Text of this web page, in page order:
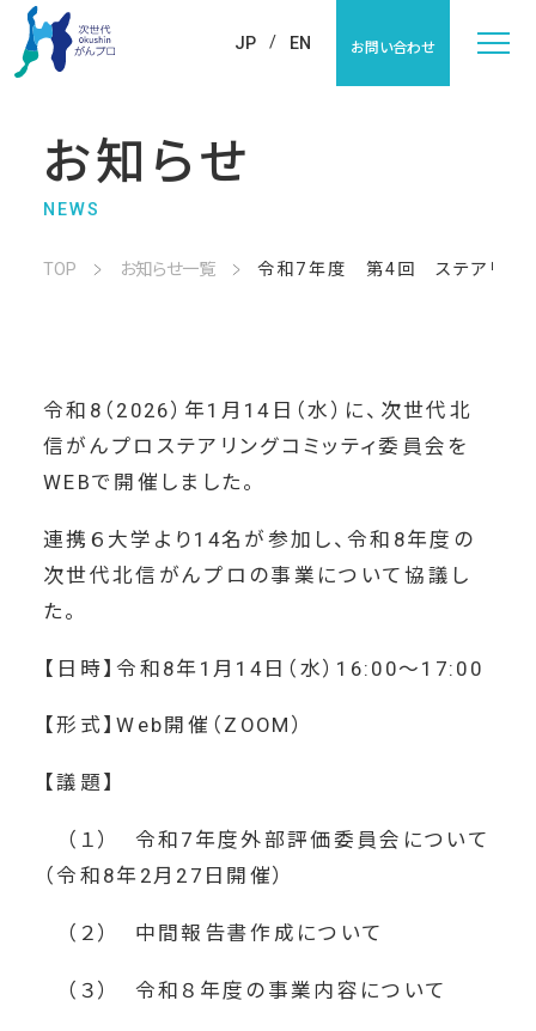
JP EN お問い合わせ
お知らせ
NEWS
TOP お知らせ一覧 令和7年度 第4回 ステアリン…
令和8（2026）年1月14日（水）に、次世代北
信がんプロステアリングコミッティ委員会を
WEBで開催しました。
連携６大学より14名が参加し、令和8年度の
次世代北信がんプロの事業について協議し
た。
【日時】令和8年1月14日（水）16:00～17:00
【形式】Web開催（ZOOM）
【議題】
（１） 令和7年度外部評価委員会について
（令和8年2月27日開催）
（２） 中間報告書作成について
（３） 令和８年度の事業内容について